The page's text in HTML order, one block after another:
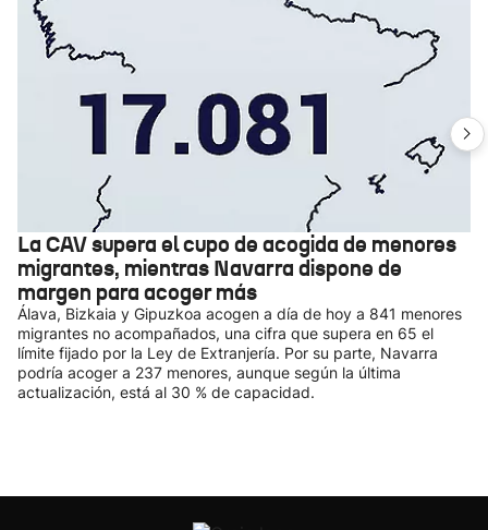
La CAV supera el cupo de acogida de menores
migrantes, mientras Navarra dispone de
margen para acoger más
Álava, Bizkaia y Gipuzkoa acogen a día de hoy a 841 menores
migrantes no acompañados, una cifra que supera en 65 el
límite fijado por la Ley de Extranjería. Por su parte, Navarra
podría acoger a 237 menores, aunque según la última
actualización, está al 30 % de capacidad.